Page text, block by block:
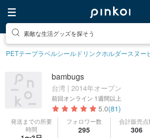
素敵な生活グッズを探そう
PETテープラベルシール ドリンクホルダースヌー
bambugs
台湾 | 2014年オープン
前回オンライン 1週間以上
5.0(81)
発送までの所要
時間
フォロワー数
295
合計販売点
306